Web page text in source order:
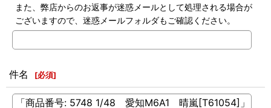
また、弊店からのお返事が迷惑メールとして処理される場合が
ございますので、迷惑メールフォルダもご確認ください。
件名 [必須]